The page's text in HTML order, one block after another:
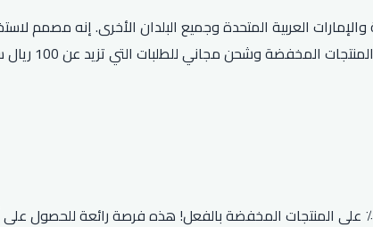
إضافة كوبون خصم سنتربوينت إلى طلبك الأول يمنحك خصمًا إضافيًا بنسبة 20٪ على المنتجات